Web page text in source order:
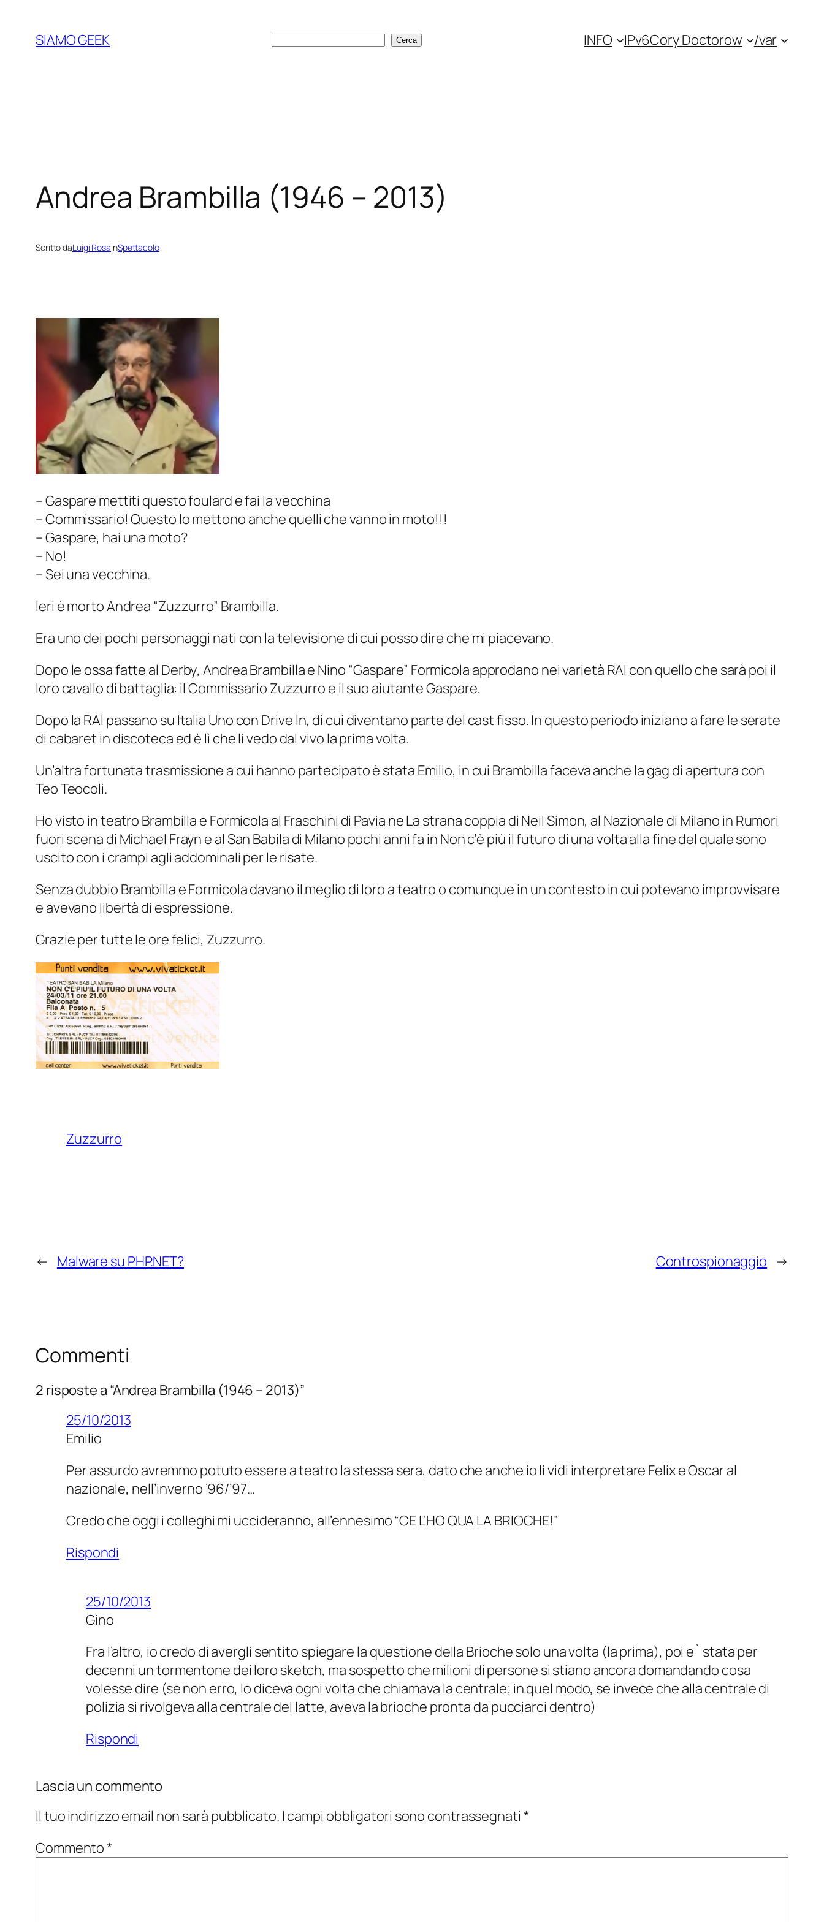
contenuto
SIAMO GEEK Cerca Cerca INFO IPv6Cory Doctorow /var
Andrea Brambilla (1946 – 2013)
Scritto daLuigi RosainSpettacolo
– Gaspare mettiti questo foulard e fai la vecchina
– Commissario! Questo lo mettono anche quelli che vanno in moto!!!
– Gaspare, hai una moto?
– No!
– Sei una vecchina.
Ieri è morto Andrea “Zuzzurro” Brambilla.
Era uno dei pochi personaggi nati con la televisione di cui posso dire che mi piacevano.
Dopo le ossa fatte al Derby, Andrea Brambilla e Nino “Gaspare” Formicola approdano nei varietà RAI con quello che sarà poi il
loro cavallo di battaglia: il Commissario Zuzzurro e il suo aiutante Gaspare.
Dopo la RAI passano su Italia Uno con Drive In, di cui diventano parte del cast fisso. In questo periodo iniziano a fare le serate
di cabaret in discoteca ed è lì che li vedo dal vivo la prima volta.
Un’altra fortunata trasmissione a cui hanno partecipato è stata Emilio, in cui Brambilla faceva anche la gag di apertura con
Teo Teocoli.
Ho visto in teatro Brambilla e Formicola al Fraschini di Pavia neLa strana coppia di Neil Simon, al Nazionale di Milano in Rumori
fuori scena di Michael Frayn e al San Babila di Milano pochi anni fa in Non c’è più il futuro di una voltaalla fine del quale sono
uscito con i crampi agli addominali per le risate.
Senza dubbio Brambilla e Formicola davano il meglio di loro a teatro o comunque in un contesto in cui potevano improvvisare
e avevano libertà di espressione.
Grazie per tutte le ore felici, Zuzzurro.
Zuzzurro
← Malware su PHP.NET? Controspionaggio →
Commenti
2 risposte a “Andrea Brambilla (1946 – 2013)”
25/10/2013
Emilio
Per assurdo avremmo potuto essere a teatro la stessa sera, dato che anche io li vidi interpretare Felix e Oscar al
nazionale, nell’inverno ’96/’97…
Credo che oggi i colleghi mi uccideranno, all’ennesimo “CE L’HO QUA LA BRIOCHE!”
Rispondi
25/10/2013
Gino
Fra l’altro, io credo di avergli sentito spiegare la questione della Brioche solo una volta (la prima), poi e` stata per
decenni un tormentone dei loro sketch, ma sospetto che milioni di persone si stiano ancora domandando cosa
volesse dire (se non erro, lo diceva ogni volta che chiamava la centrale; in quel modo, se invece che alla centrale di
polizia si rivolgeva alla centrale del latte, aveva la brioche pronta da pucciarci dentro)
Rispondi
Lascia un commento
Il tuo indirizzo email non sarà pubblicato. I campi obbligatori sono contrassegnati *
Commento*